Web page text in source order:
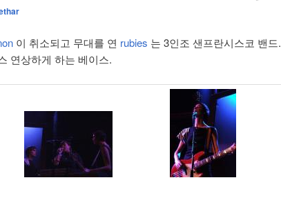
이 취소되고 무대를 연 rubies 는 3인조 샌프란시스코 밴드.
연상하게 하는 베이스.